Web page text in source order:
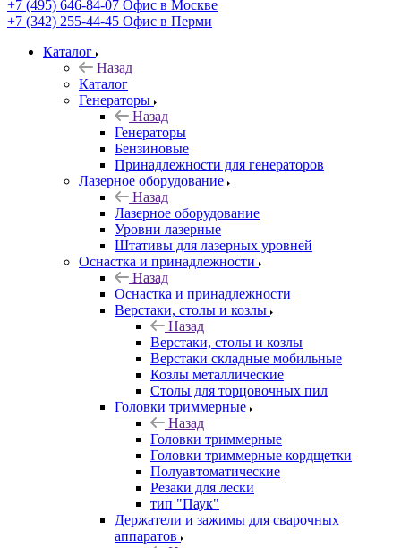
+7 (495) 646-84-07 Офис в Москве
+7 (342) 255-44-45 Офис в Перми
Каталог
Назад
Каталог
Генераторы
Назад
Генераторы
Бензиновые
Принадлежности для генераторов
Лазерное оборудование
Назад
Лазерное оборудование
Уровни лазерные
Штативы для лазерных уровней
Оснастка и принадлежности
Назад
Оснастка и принадлежности
Верстаки, столы и козлы
Назад
Верстаки, столы и козлы
Верстаки складные мобильные
Козлы металлические
Столы для торцовочных пил
Головки триммерные
Назад
Головки триммерные
Головки триммерные кордщетки
Полуавтоматические
Резаки для лески
тип "Паук"
Держатели и зажимы для сварочных
аппаратов